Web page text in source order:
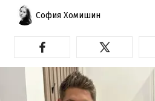
София Хомишин